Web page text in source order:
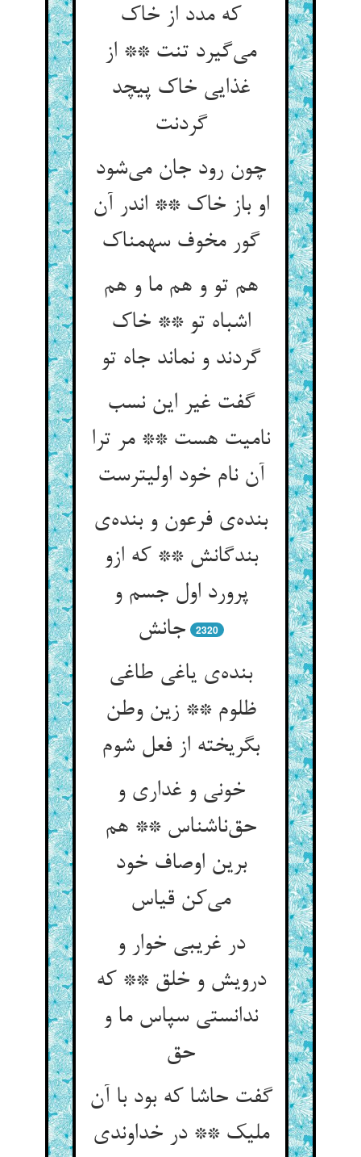
که مدد از خاک
می‌گیرد تنت ** از
غذایی خاک پیچد
گردنت
چون رود جان می‌شود
او باز خاک ** اندر آن
گور مخوف سهمناک
هم تو و هم ما و هم
اشباه تو ** خاک
گردند و نماند جاه تو
گفت غیر این نسب
نامیت هست ** مر ترا
آن نام خود اولیترست
بنده‌ی فرعون و بنده‌ی
بندگانش ** که ازو
پرورد اول جسم و
جانش
2320
بنده‌ی یاغی طاغی
ظلوم ** زین وطن
بگریخته از فعل شوم
خونی و غداری و
حق‌ناشناس ** هم
برین اوصاف خود
می‌کن قیاس
در غریبی خوار و
درویش و خلق ** که
ندانستی سپاس ما و
حق
گفت حاشا که بود با آن
ملیک ** در خداوندی